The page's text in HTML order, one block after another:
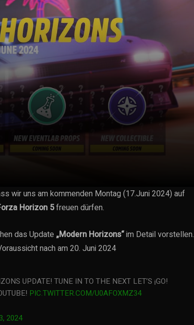
wir uns am kommenden Montag (17.Juni 2024) auf
Horizon 5freuen dürfen.
das Update „Modern Horizons“im Detail vorstellen.
nach am 20. Juni 2024
UPDATE! TUNE IN TO THE NEXT LET’S ¡GO!
PIC.TWITTER.COM/U0AFOXMZ34
2024